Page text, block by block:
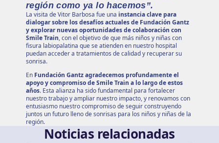
región como ya lo hacemos”.
La visita de Vitor Barbosa fue una instancia clave para
dialogar sobre los desafíos actuales de Fundación Gantz
y explorar nuevas oportunidades de colaboración con
Smile Train, con el objetivo de que más niños y niñas con
fisura labiopalatina que se atienden en nuestro hospital
puedan acceder a tratamientos de calidad y recuperar su
sonrisa.
En Fundación Gantz agradecemos profundamente el
apoyo y compromiso de Smile Train a lo largo de estos
años. Esta alianza ha sido fundamental para fortalecer
nuestro trabajo y ampliar nuestro impacto, y renovamos con
entusiasmo nuestro compromiso de seguir construyendo
juntos un futuro lleno de sonrisas para los niños y niñas de la
región.
Noticias relacionadas